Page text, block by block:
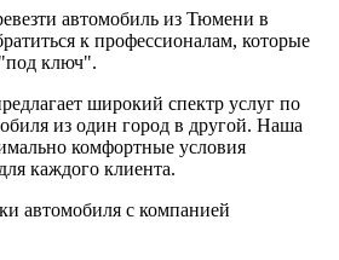
автомобиль из Тюмени в
к профессионалам, которые
ключ".
широкий спектр услуг по
из один город в другой. Наша
комфортные условия
каждого клиента.
автомобиля с компанией